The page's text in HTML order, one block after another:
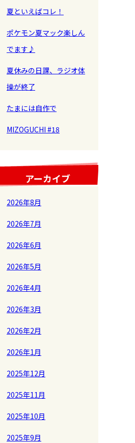
夏といえばコレ！
ポケモン夏マック楽しん
でます♪
夏休みの日課、ラジオ体
操が終了
たまには自作で
MIZOGUCHI #18
アーカイブ
2026年8月
2026年7月
2026年6月
2026年5月
2026年4月
2026年3月
2026年2月
2026年1月
2025年12月
2025年11月
2025年10月
2025年9月